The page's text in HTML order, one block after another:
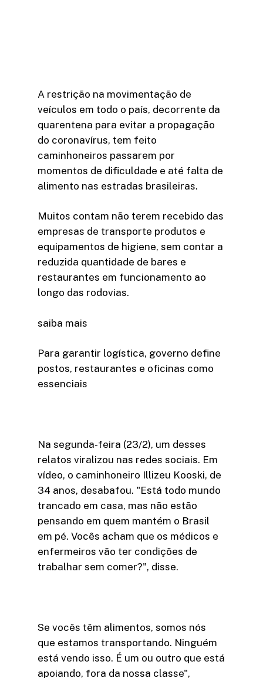
A restrição na movimentação de
veículos em todo o país, decorrente da
quarentena para evitar a propagação
do coronavírus, tem feito
caminhoneiros passarem por
momentos de dificuldade e até falta de
alimento nas estradas brasileiras.
Muitos contam não terem recebido das
empresas de transporte produtos e
equipamentos de higiene, sem contar a
reduzida quantidade de bares e
restaurantes em funcionamento ao
longo das rodovias.
saiba mais
Para garantir logística, governo define
postos, restaurantes e oficinas como
essenciais
Na segunda-feira (23/2), um desses
relatos viralizou nas redes sociais. Em
vídeo, o caminhoneiro Illizeu Kooski, de
34 anos, desabafou. "Está todo mundo
trancado em casa, mas não estão
pensando em quem mantém o Brasil
em pé. Vocês acham que os médicos e
enfermeiros vão ter condições de
trabalhar sem comer?", disse.
Se vocês têm alimentos, somos nós
que estamos transportando. Ninguém
está vendo isso. É um ou outro que está
apoiando, fora da nossa classe",